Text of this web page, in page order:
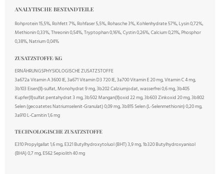
ANALYTISCHE BESTANDTEILE
Rohprotein 15,5%, Rohfett 7%, Rohfaser 5,5%, Rohasche 3%, Kohlenhydrate 57%, Lysin 0,72%,
Methionin 0,33%, Threonin 0,54%, Tryptophan 0,16%, Cystin 0,26%, Calcium 0,21%, Phosphor
0,38%, Natrium 0,04%
ZUSATZSTOFFE/KG
ERNÄHRUNGSPHYSIOLOGISCHE ZUSATZSTOFFE
3a672a Vitamin A 3600 IE, 3a671 Vitamin D3 720 IE, 3a700 Vitamin E 20 mg, Vitamin C 4 mg,
3b103 Eisen(II)-sulfat, Monohydrat 9 mg, 3b202 Calziumjodat, wasserfrei 0,6 mg, 3b405
Kupfer(II)sulfat pentahydrat 3 mg, 3b502 Mangan(II)oxid 22 mg, 3b603 Zinkoxid 20 mg, 3b802
Selen (gecoatetes Natriumselenit-Granulat) 0,09 mg, 3b815 Selen (L-Selenmethionin) 0,20 mg,
3a910 L-Carnitin 1,6 mg
TECHNOLOGISCHE ZUSATZSTOFFE
E310 Propylgallat 1,6 mg, E321 Butylhydroxytoluol (BHT) 3,9 mg, 1b320 Butylhydroxyanisol
(BHA) 0,7 mg, E562 Sepiolith 40 mg